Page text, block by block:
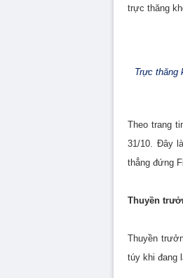
trực thăng
Trực thăng
Theo trang
31/10. Đây
thẳng đứng
Thuyền
Thuyền
túy khi đang